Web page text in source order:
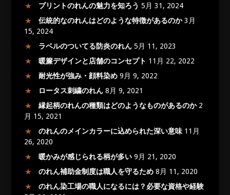
プリントのれんの魅力を知ろう 5月 31, 2024
伝統的なのれんはどのような特徴があるのか 3月
15, 2024
ラベルのついてる防炎のれん 5月 11, 2023
暖簾デザインと店舗のコンセプト 11月 22, 2022
耐光性が強み・顔料染め 9月 9, 2022
ロータス刺繍のれん 8月 9, 2021
縁起柄のれんの種類はどのようなものがあるのか 2
月 15, 2021
のれんのメインカラーに込められた深い意味 11月
26, 2020
暖かみが感じられる柄が多い 9月 21, 2020
のれん補助金制度は職人を守るため 8月 11, 2020
のれん染工場の職人になるには？必要な資格や経験